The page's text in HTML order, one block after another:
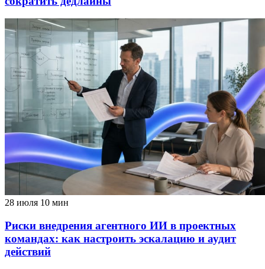
28 июля 10 мин
Риски внедрения агентного ИИ в проектных
командах: как настроить эскалацию и аудит
действий